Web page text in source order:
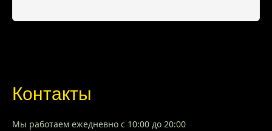
Контакты
Мы работаем ежедневно с 10:00 до 20:00